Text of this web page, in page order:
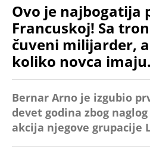
Ovo je najbogatija
Francuskoj! Sa
čuveni milijarder,
koliko novca
Bernar Arno je izgubio
devet godina zbog
akcija njegove grupacije